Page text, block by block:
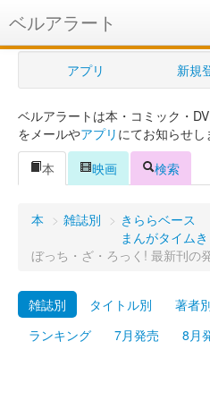
ベルアラート
ベルアラートとは
ヘルプ
新規登録
ログイン
プレミアム
アプリ 新規
ベルアラートは本・コミック・
をメールやアプリ にてお知らせし
本
映画 検索
本 > 雑誌別 > きららベース
まんがタイム
ぼっち・ざ・ろっく! 最新刊の
雑誌別 タイトル別 著者
ランキング
7月発売 8月